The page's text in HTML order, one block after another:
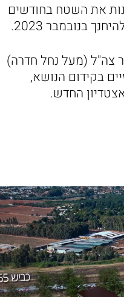
את השטח בחודשים
בנובמבר 2023.
צה"ל (מעל נחל חדרה)
בקידום הנושא,
החדש.